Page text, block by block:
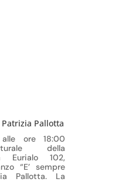
Patrizia Pallotta
ore 18:00
della
Eurialo 102,
“E’ sempre
Pallotta. La